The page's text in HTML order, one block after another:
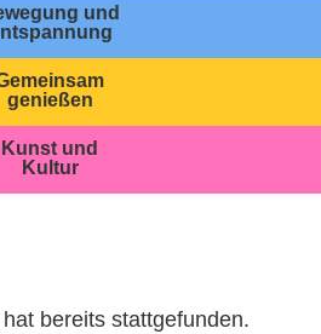
und
genießen
Kunst und
Kultur
bereits stattgefunden.